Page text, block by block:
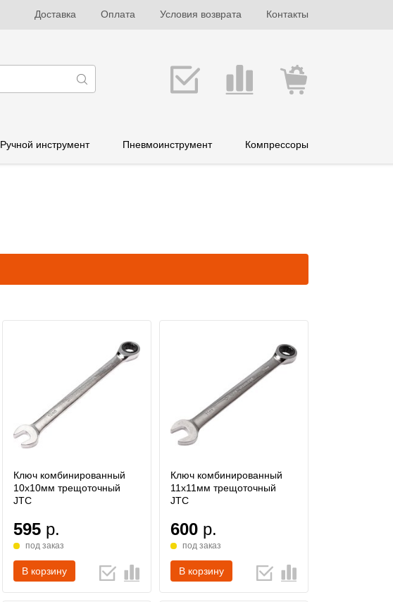
Доставка Оплата Условия возврата Контакты
Ручной инструмент Пневмоинструмент Компрессоры
Ключ комбинированный
10х10мм трещоточный
JTC
595 р.
под заказ
В корзину
Ключ комбинированный
11х11мм трещоточный
JTC
600 р.
под заказ
В корзину